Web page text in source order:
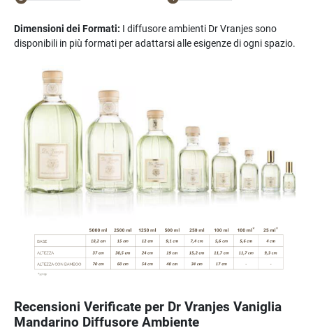
Dimensioni dei Formati: I diffusore ambienti Dr Vranjes sono
disponibili in più formati per adattarsi alle esigenze di ogni spazio.
Recensioni Verificate per Dr Vranjes Vaniglia
Mandarino Diffusore Ambiente